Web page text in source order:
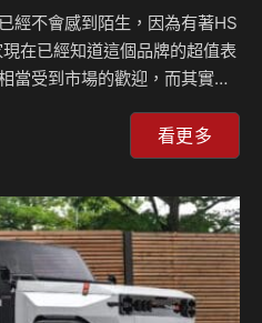
經不會感到陌生，因為有著HS
在已經知道這個品牌的超值表
當受到市場的歡迎，而其實該
也推出了名為XPower的性能
，從靜止加速到時速100公里
國規格車型，對於中國市場來
純電動力以及掀背鋼炮造型在
相比，外觀上可以看到採用
…
看更多